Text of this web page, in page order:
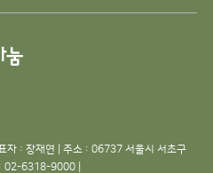
: 장재연 | 주소 : 06737 서울시 서초구
02-6318-9000 |